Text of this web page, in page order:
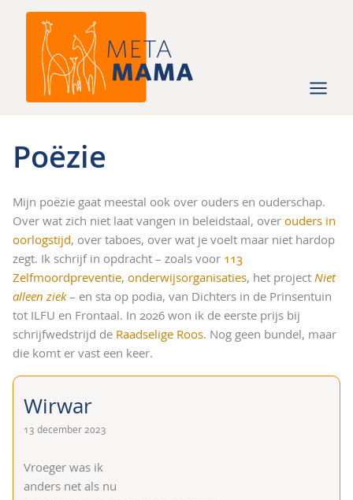
Poëzie
Mijn poëzie gaat meestal ook over ouders en ouderschap.
Over wat zich niet laat vangen in beleidstaal, over ouders in
oorlogstijd, over taboes, over wat je voelt maar niet hardop
zegt. Ik schrijf in opdracht – zoals voor 113
Zelfmoordpreventie, onderwijsorganisaties, het project Niet
alleen ziek– en sta op podia, van Dichters in de Prinsentuin
tot ILFU en Frontaal. In 2026 won ik de eerste prijs bij
schrijfwedstrijd de Raadselige Roos. Nog geen bundel, maar
die komt er vast een keer.
Wirwar
13 december 2023
Vroeger was ik
anders net als nu